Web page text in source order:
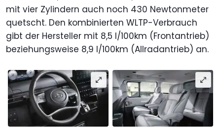
mit vier Zylindern auch noch 430 Newtonmeter
quetscht. Den kombinierten WLTP-Verbrauch
gibt der Hersteller mit 8,5 l/100km (Frontantrieb)
beziehungsweise 8,9 l/100km (Allradantrieb) an.